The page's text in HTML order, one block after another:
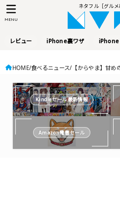
ネタフル［グルメ
レビュー iPhone裏ワザ iPhone
MENU
HOME 食べるニュース 【からやま】甘
Kindleセール最新情報
Amazon電書セール